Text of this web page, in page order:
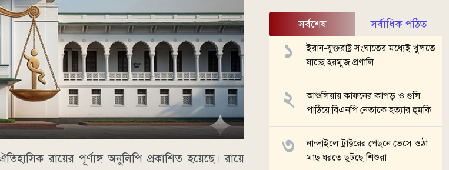
রায়ের পূর্ণাঙ্গ অনুলিপি প্রকাশিত হয়েছে। রায়ে
সর্বশেষ সর্বাধিক পঠিত
ইরান-যুক্তরাষ্ট্র সংঘাতের মধ্যেই খুলতে
যাচ্ছে হরমুজ প্রণালি
আশুলিয়ায় কাফনের কাপড় ও গুলি
পাঠিয়ে বিএনপি নেতাকে হত্যার হুমকি
নান্দাইলে ট্রাক্টরের পেছনে ভেসে ওঠা
মাছ ধরতে ছুটছে শিশুরা